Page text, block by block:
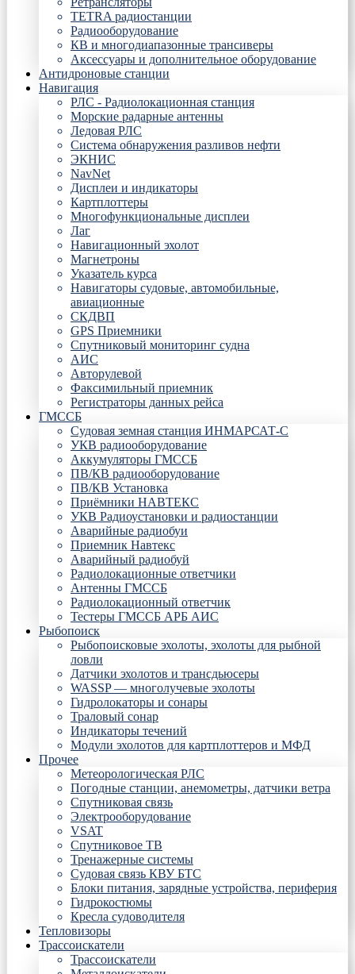
TETRA радиостанции
Радиооборудование
КВ и многодиапазонные трансиверы
Аксессуары и дополнительное оборудование
Антидроновые станции
Навигация
РЛС - Радиолокационная станция
Морские радарные антенны
Ледовая РЛС
Система обнаружения разливов нефти
ЭКНИС
NavNet
Дисплеи и индикаторы
Картплоттеры
Многофункциональные дисплеи
Лаг
Навигационный эхолот
Магнетроны
Указатель курса
Навигаторы судовые, автомобильные,
авиационные
СКДВП
GPS Приемники
Спутниковый мониторинг судна
АИС
Авторулевой
Факсимильный приемник
Регистраторы данных рейса
ГМССБ
Судовая земная станция ИНМАРСАТ-С
УКВ радиооборудование
Аккумуляторы ГМССБ
ПВ/КВ радиооборудование
ПВ/КВ Установка
Приёмники НАВТЕКС
УКВ Радиоустановки и радиостанции
Аварийные радиобуи
Приемник Навтекс
Аварийный радиобуй
Радиолокационные ответчики
Антенны ГМССБ
Радиолокационный ответчик
Тестеры ГМССБ АРБ АИС
Рыбопоиск
Рыбопоисковые эхолоты, эхолоты для рыбной
ловли
Датчики эхолотов и трансдьюсеры
WASSP — многолучевые эхолоты
Гидролокаторы и сонары
Траловый сонар
Индикаторы течений
Модули эхолотов для картплоттеров и МФД
Прочее
Метеорологическая РЛС
Погодные станции, анемометры, датчики ветра
Спутниковая связь
Электрооборудование
VSAT
Спутниковое ТВ
Тренажерные системы
Судовая связь КВУ БТС
Блоки питания, зарядные устройства, периферия
Гидрокостюмы
Кресла судоводителя
Тепловизоры
Трассоискатели
Трассоискатели